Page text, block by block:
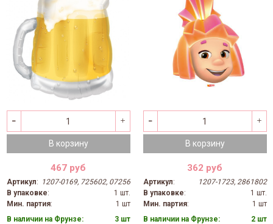
В корзину
467 руб
Артикул: 1207-0169, 725602, 07256
В упаковке:
1 шт.
Мин. партия:
1 шт
В наличии на Фрунзе:
3 шт
В корзину
362 руб
Артикул:
1207-1723, 2861802
В упаковке:
1 шт.
Мин. партия:
1 шт
В наличии на Фрунзе:
2 шт